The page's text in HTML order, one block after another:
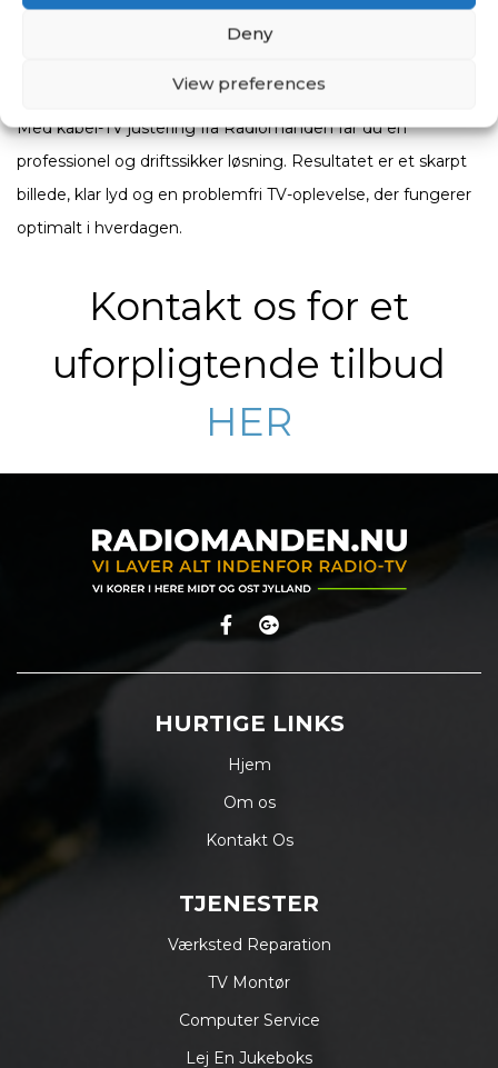
Deny
View preferences
hvordan kabel-TV anlægget kan vedligeholdes og
Med kabel-TV justering fra Radiomanden får du en
professionel og driftssikker løsning. Resultatet er et skarpt
billede, klar lyd og en problemfri TV-oplevelse, der fungerer
optimalt i hverdagen.
Kontakt os for et
uforpligtende tilbud
HER
HURTIGE LINKS
Hjem
Om os
Kontakt Os
TJENESTER
Værksted Reparation
TV Montør
Computer Service
Lej En Jukeboks